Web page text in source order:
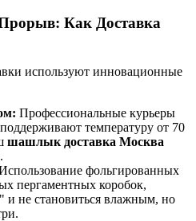
Как Доставка
используют инновационные
Профессиональные курьеры
температуру от 70
шашлык доставка Москва
фольгированных
пергаментных коробок,
не становиться влажным, но